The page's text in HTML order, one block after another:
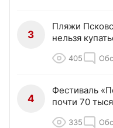
3
Пляжи
нельзя
405
4
Фестиваль
почти 70
335